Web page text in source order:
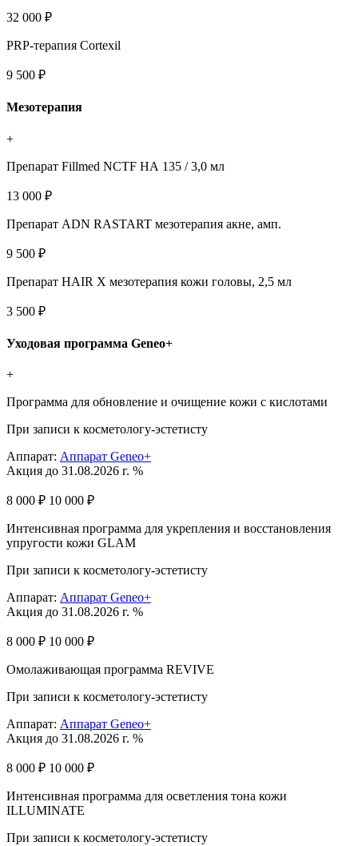
32 000 ₽
PRP-терапия Cоrtexil
9 500 ₽
Мезотерапия
+
Препарат Fillmed NCTF НА 135 / 3,0 мл
13 000 ₽
Препарат ADN RASTART мезотерапия акне, амп.
9 500 ₽
Препарат HAIR X мезотерапия кожи головы, 2,5 мл
3 500 ₽
Уходовая программа Geneo+
+
Программа для обновление и очищение кожи с кислотами
При записи к косметологу-эстетисту
Аппарат: Аппарат Geneo+
Акция до 31.08.2026 г. %
8 000 ₽ 10 000 ₽
Интенсивная программа для укрепления и восстановления
упругости кожи GLAM
При записи к косметологу-эстетисту
Аппарат: Аппарат Geneo+
Акция до 31.08.2026 г. %
8 000 ₽ 10 000 ₽
Омолаживающая программа REVIVE
При записи к косметологу-эстетисту
Аппарат: Аппарат Geneo+
Акция до 31.08.2026 г. %
8 000 ₽ 10 000 ₽
Интенсивная программа для осветления тона кожи
ILLUMINATE
При записи к косметологу-эстетисту